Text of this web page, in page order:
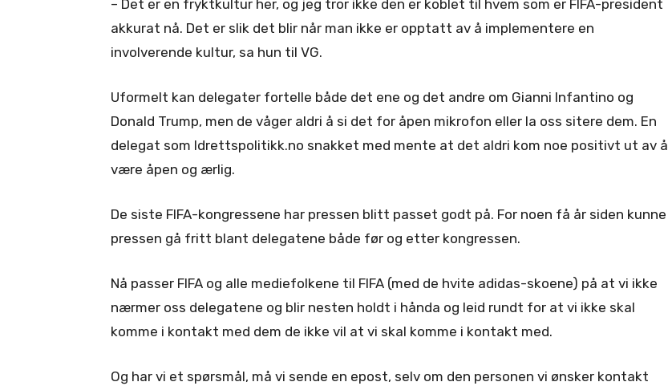
– Det er en fryktkultur her, og jeg tror ikke den er koblet til hvem som er FIFA-president
akkurat nå. Det er slik det blir når man ikke er opptatt av å implementere en
involverende kultur, sa hun til VG.
Uformelt kan delegater fortelle både det ene og det andre om Gianni Infantino og
Donald Trump, men de våger aldri å si det for åpen mikrofon eller la oss sitere dem. En
delegat som Idrettspolitikk.no snakket med mente at det aldri kom noe positivt ut av å
være åpen og ærlig.
De siste FIFA-kongressene har pressen blitt passet godt på. For noen få år siden kunne
pressen gå fritt blant delegatene både før og etter kongressen.
Nå passer FIFA og alle mediefolkene til FIFA (med de hvite adidas-skoene) på at vi ikke
nærmer oss delegatene og blir nesten holdt i hånda og leid rundt for at vi ikke skal
komme i kontakt med dem de ikke vil at vi skal komme i kontakt med.
Og har vi et spørsmål, må vi sende en epost, selv om den personen vi ønsker kontakt